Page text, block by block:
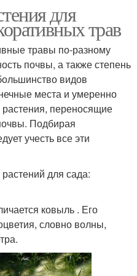
для
трав
травы по-разному
почвы, а также степень
видов
места и умеренно
переносящие
Подбирая
учесть все эти
для сада:
ковыль . Его
словно волны,